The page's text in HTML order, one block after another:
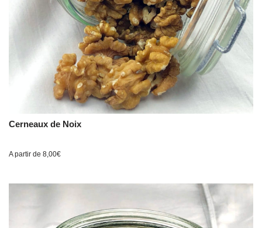
Cerneaux de Noix
A partir de 8,00€